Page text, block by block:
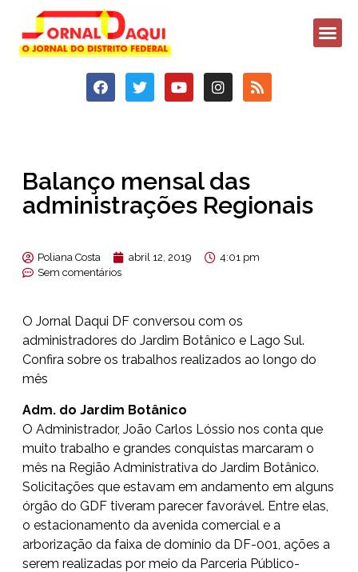
Balanço mensal das
administrações Regionais
Poliana Costa abril 12, 2019
4:01 pm
Sem comentários
O Jornal Daqui DF conversou com os
administradores do Jardim Botânico e Lago Sul.
Confira sobre os trabalhos realizados ao longo do
mês
Adm. do Jardim Botânico
O Administrador, João Carlos Lóssio nos conta que
muito trabalho e grandes conquistas marcaram o
mês na Região Administrativa do Jardim Botânico.
Solicitações que estavam em andamento em alguns
órgão do GDF tiveram parecer favorável. Entre elas,
o estacionamento da avenida comercial e a
arborização da faixa de domínio da DF-001, ações a
serem realizadas por meio da Parceria Público-